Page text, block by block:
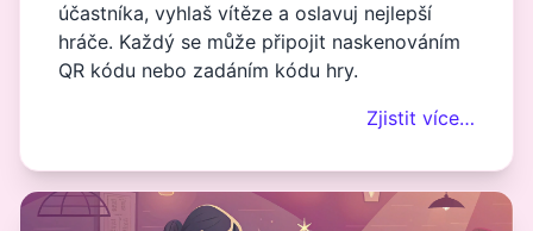
účastníka, vyhlaš vítěze a oslavuj nejlepší
hráče. Každý se může připojit naskenováním
QR kódu nebo zadáním kódu hry.
Zjistit více…